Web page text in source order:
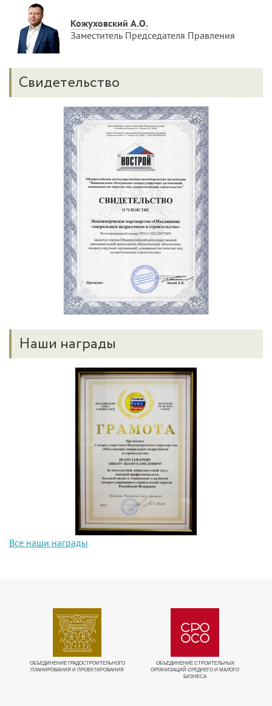
Кожуховский А.О.
Заместитель Председателя Правления
Свидетельство
Наши награды
Все наши награды
ОБЪЕДИНЕНИЕ ГРАДОСТРОИТЕЛЬНОГО
ПЛАНИРОВАНИЯ И ПРОЕКТИРОВАНИЯ
ОБЪЕДИНЕНИЕ СТРОИТЕЛЬНЫХ
ОРГАНИЗАЦИЙ СРЕДНЕГО И МАЛОГО
БИЗНЕСА